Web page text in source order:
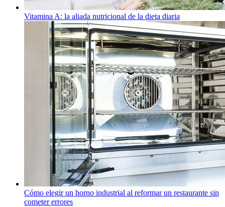
Vitamina A: la aliada nutricional de la dieta diaria
Cómo elegir un horno industrial al reformar un restaurante sin
cometer errores